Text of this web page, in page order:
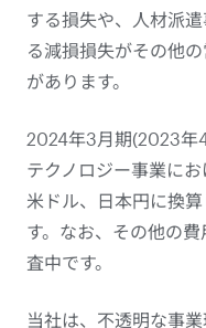
する損失や、人材派
る減損損失がその他
があります。
2024年3月期(2023年
テクノロジー事業に
米ドル、日本円に換
す。なお、その他の
査中です。
当社は、不透明な事